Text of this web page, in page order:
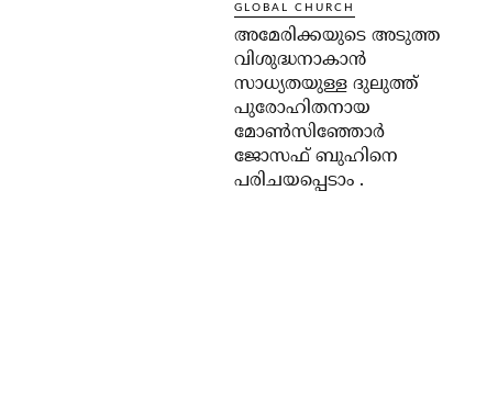
GLOBAL CHURCH
അമേരിക്കയുടെ അടുത്ത
വിശുദ്ധനാകാൻ
സാധ്യതയുള്ള ദുലുത്ത്
പുരോഹിതനായ
മോൺസിഞ്ഞോർ
ജോസഫ് ബുഹിനെ
പരിചയപ്പെടാം .